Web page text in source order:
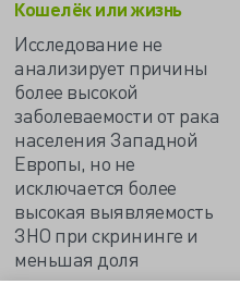
Кошелёк или жизнь
Исследование не
анализирует причины
более высокой
заболеваемости от рака
населения Западной
Европы, но не
исключается более
высокая выявляемость
ЗНО при скрининге и
меньшая доля